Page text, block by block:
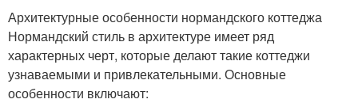
Архитектурные особенности нормандского коттеджа
Нормандский стиль в архитектуре имеет ряд
характерных черт, которые делают такие коттеджи
узнаваемыми и привлекательными. Основные
особенности включают: